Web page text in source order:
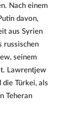
Nach einem
davon,
aus Syrien
russischen
seinem
Lawrentjew
die Türkei, als
Teheran